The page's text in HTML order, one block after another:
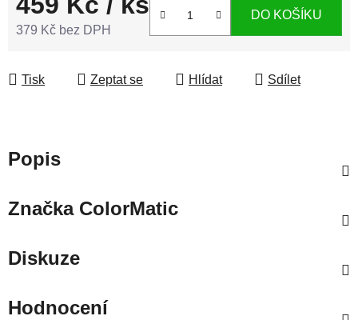
379 Kč bez DPH
DO KOŠÍKU
Tisk Zeptat se Hlídat Sdílet
Popis
ZnačkaColorMatic
Diskuze
Hodnocení